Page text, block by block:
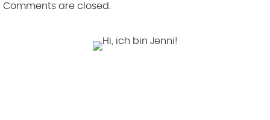
Comments are closed.